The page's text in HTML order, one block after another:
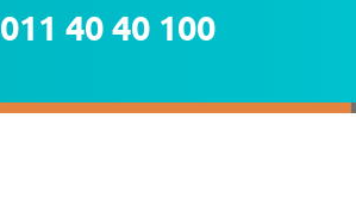
011 40 40 100